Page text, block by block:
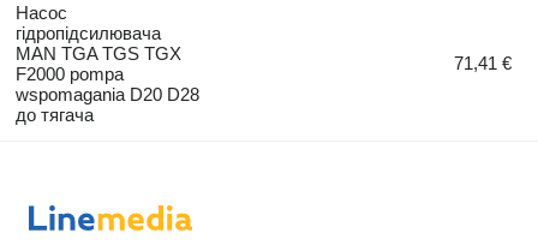
Насос
гідропідсилювача
MAN TGA TGS TGX
F2000 pompa
wspomagania D20 D28
до тягача
71,41 €